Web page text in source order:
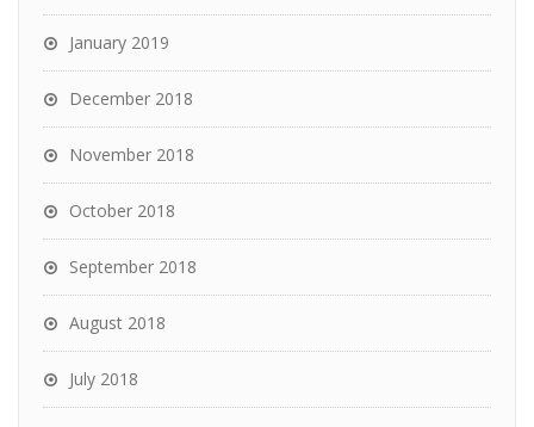
January 2019
December 2018
November 2018
October 2018
September 2018
August 2018
July 2018